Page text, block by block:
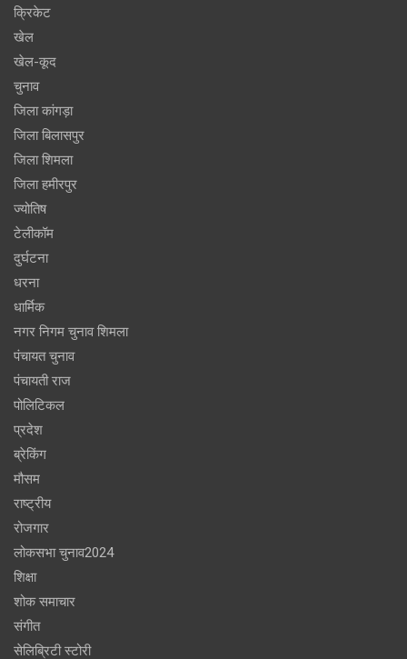
क्रिकेट
खेल
खेल-कूद
चुनाव
जिला कांगड़ा
जिला बिलासपुर
जिला शिमला
जिला हमीरपुर
ज्योतिष
टेलीकॉम
दुर्घटना
धरना
धार्मिक
नगर निगम चुनाव शिमला
पंचायत चुनाव
पंचायती राज
पोलिटिकल
प्रदेश
ब्रेकिंग
मौसम
राष्ट्रीय
रोजगार
लोकसभा चुनाव2024
शिक्षा
शोक समाचार
संगीत
सेलिब्रिटी स्टोरी